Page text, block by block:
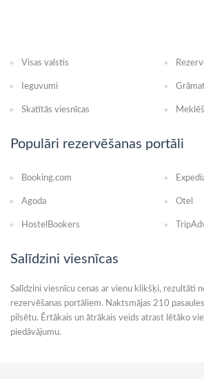
Visas valstis
Ieguvumi
Skatītās viesnīcas
Populāri rezervēšanas portāli
Booking.com
Agoda Otel
HostelBookers
Salīdzini viesnīcas
Salīdzini viesnīcu cenas ar vienu klikšķi, rezultāti
rezervēšanas portāliem. Naktsmājas 210
pilsētu. Ērtākais un ātrākais veids atrast lētāko
piedāvājumu.